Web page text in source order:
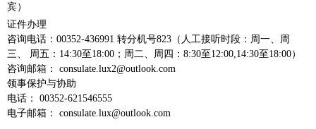
宾）
证件办理
咨询电话：00352-436991 转分机号823（人工接听时段：周一、周
三、 周五：14:30至18:00；周二、周四：8:30至12:00,14:30至18:00）
咨询邮箱： consulate.lux2@outlook.com
领事保护与协助
电话： 00352-621546555
电子邮箱： consulate.lux@outlook.com